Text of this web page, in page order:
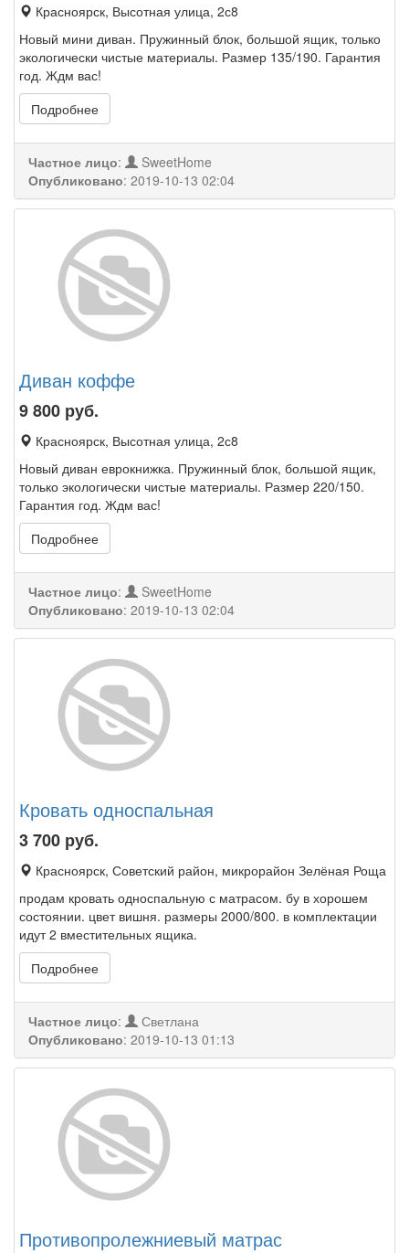
Красноярск, Высотная улица, 2с8
Новый мини диван. Пружинный блок, большой ящик, только
экологически чистые материалы. Размер 135/190. Гарантия
год. Ждм вас!
Подробнее
Частное лицо:
SweetHome
Опубликовано: 2019-10-13 02:04
Диван коффе
9 800 руб.
Красноярск, Высотная улица, 2с8
Новый диван еврокнижка. Пружинный блок, большой ящик,
только экологически чистые материалы. Размер 220/150.
Гарантия год. Ждм вас!
Подробнее
Частное лицо:
SweetHome
Опубликовано: 2019-10-13 02:04
Кровать односпальная
3 700 руб.
Красноярск, Советский район, микрорайон Зелёная Роща
продам кровать односпальную с матрасом. бу в хорошем
состоянии. цвет вишня. размеры 2000/800. в комплектации
идут 2 вместительных ящика.
Подробнее
Частное лицо:
Светлана
Опубликовано: 2019-10-13 01:13
Противопролежниевый матрас